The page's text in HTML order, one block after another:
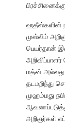
ஹதீஸ்களின்
முஸ்லிம்
பெயர்தான்
மத்ன் அல்லது
தடமறிந்து
முஹம்மது
அறிஞர்கள்